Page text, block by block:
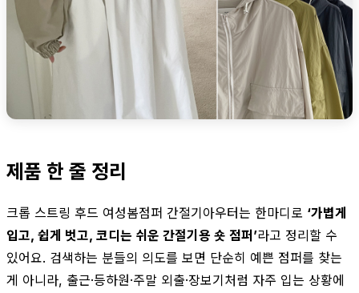
제품 한 줄 정리
크롭 스트링 후드 여성봄점퍼 간절기아우터는 한마디로 ‘가볍게
입고, 쉽게 벗고, 코디는 쉬운 간절기용 숏 점퍼’라고 정리할 수
있어요. 검색하는 분들의 의도를 보면 단순히 예쁜 점퍼를 찾는
게 아니라, 출근·등하원·주말 외출·장보기처럼 자주 입는 상황에